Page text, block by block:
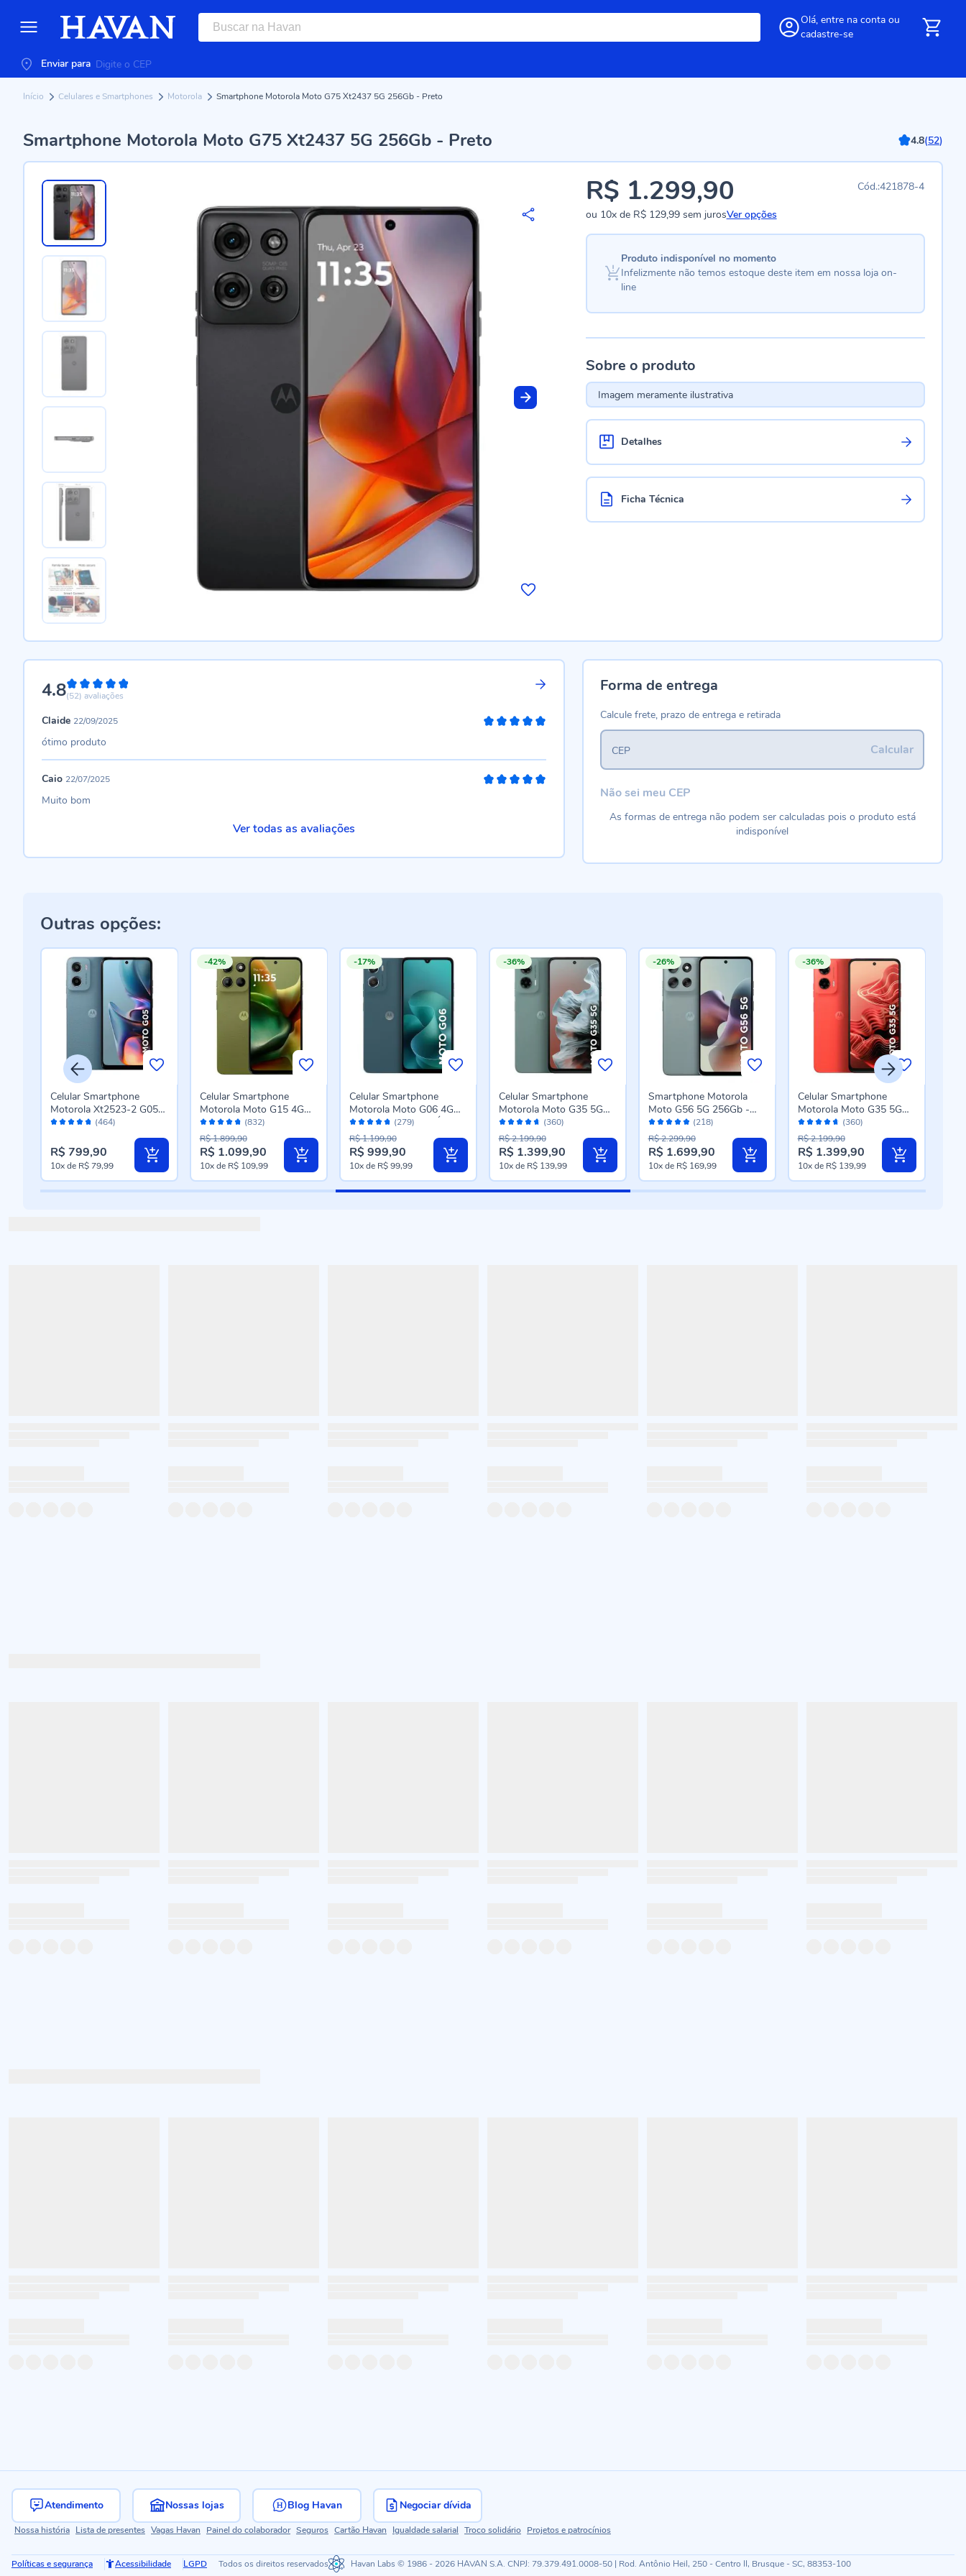
Olá, entre na conta ou
cadastre-se
Enviar para
Início Celulares e Smartphones Motorola Smartphone Motorola Moto G75 Xt2437 5G 256Gb - Preto
Smartphone Motorola Moto G75 Xt2437 5G 256Gb - Preto 4.8(52)
421878-4
R$ 1.299,90
ou 10xde R$ 129,99sem jurosVer opções
Produto indisponível no momento
Infelizmente não temos estoque deste item em nossa loja on-
line
Sobre o produto
Imagem meramente ilustrativa
Detalhes
Ficha Técnica
4.896%
(52) avaliações
Claide 22/09/2025
ótimo produto
Caio 22/07/2025
Muito bom
Ver todas as avaliações
Forma de entrega
Calcule frete, prazo de entrega e retirada
Calcular
CEP
Não sei meu CEP
As formas de entrega não podem ser calculadas pois o produto está
indisponível
Outras opções:
Avaliação: (464)
Celular Smartphone
Motorola Xt2523-2 G05
128Gb - CINZA
R$ 799,90
10xde R$ 79,99
-42%
Avaliação:
94%
(832)
Celular Smartphone
Motorola Moto G15 4G
256Gb 4Gb Ram - Verde
Preço
especial
R$ 1.099,90
R$ 1.899,90
10xde R$ 109,99
-17%
Avaliação:
94%
(279)
Celular Smartphone
Motorola Moto G06 4G
128Gb 4Gb Ram - Água
Marinha
Preço
especial
R$ 999,90
R$ 1.199,90
10xde R$ 99,99
-36%
Avaliação:
92%
(360)
Celular Smartphone
Motorola Moto G35 5G
256Gb - Cinza
Preço
especial
R$ 1.399,90
R$ 2.199,90
10xde R$ 139,99
-26%
Avaliação:
96%
(218)
Smartphone Motorola
Moto G56 5G 256Gb -
Cinza
Preço
especial
R$ 1.699,90
R$ 2.299,90
10xde R$ 169,99
-36%
Avaliação:
92%
(360)
Celular Smartphone
Motorola Moto G35 5G
256Gb - Coral
Preço
especial
R$ 1.399,90
R$ 2.199,90
10xde R$ 139,99
Atendimento Nossas lojas Blog Havan Negociar dívida
Nossa história Lista de presentes Vagas Havan Painel do colaborador Seguros Cartão Havan Igualdade salarial Troco solidário Projetos e patrocínios
Políticas e segurança Acessibilidade LGPD Todos os direitos reservados Havan Labs © 1986 - 2026 HAVAN S.A. CNPJ: 79.379.491.0008-50 | Rod. Antônio Heil, 250 - Centro II, Brusque - SC, 88353-100